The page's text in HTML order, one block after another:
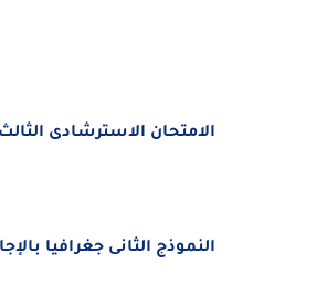
الامتحان الاسترشادى
النموذج الثانى جغرافيا